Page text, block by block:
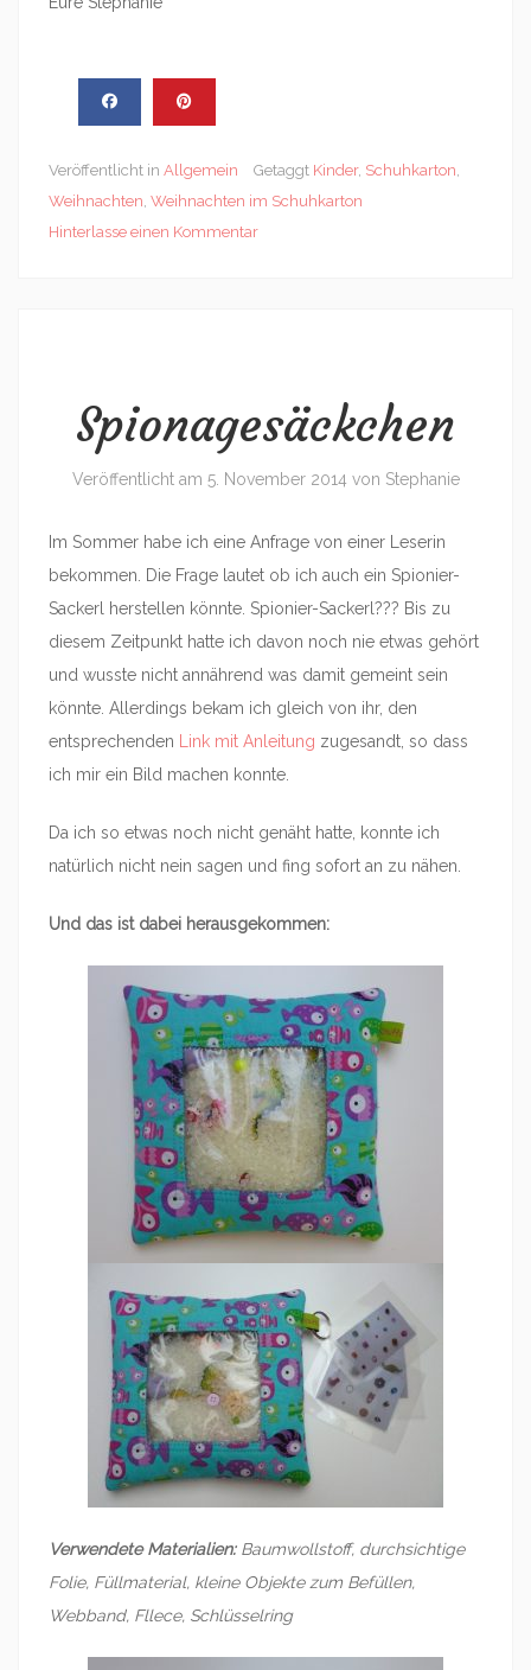
Veröffentlicht in Allgemein Getaggt Kinder, Schuhkarton,
Weihnachten, Weihnachten im Schuhkarton
Hinterlasse einen Kommentar
Spionagesäckchen
Veröffentlicht am 5. November 2014 von Stephanie
Im Sommer habe ich eine Anfrage von einer Leserin
bekommen. Die Frage lautet ob ich auch ein Spionier-
Sackerl herstellen könnte. Spionier-Sackerl??? Bis zu
diesem Zeitpunkt hatte ich davon noch nie etwas gehört
und wusste nicht annährend was damit gemeint sein
könnte. Allerdings bekam ich gleich von ihr, den
entsprechenden
Link mit Anleitung zugesandt, so dass
ich mir ein Bild machen konnte.
Da ich so etwas noch nicht genäht hatte, konnte ich
natürlich nicht nein sagen und fing sofort an zu nähen.
Und das ist dabei herausgekommen:
Verwendete Materialien:Baumwollstoff, durchsichtige
Folie, Füllmaterial, kleine Objekte zum Befüllen,
Webband, Fllece, Schlüsselring